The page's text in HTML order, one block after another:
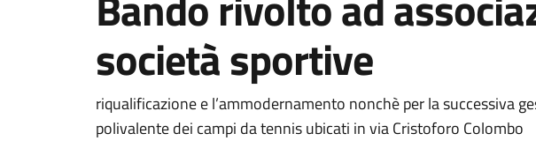
società sportive
Dettagli della notizia
riqualificazione e l’ammodernamento nonchè per la successiva
polivalente dei campi da tennis ubicati in via Cristoforo Colombo